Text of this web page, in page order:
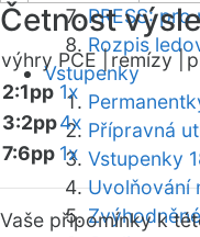
PRESS:
Rozpis
Vstupenky
Přípravná
Vstupenky
Uvolňování
Zvýhodněné
Četnost
výhry PCE | remízy |
2:1pp 1x
3:2pp4x
7:6pp 1x
Vaše připomínky k